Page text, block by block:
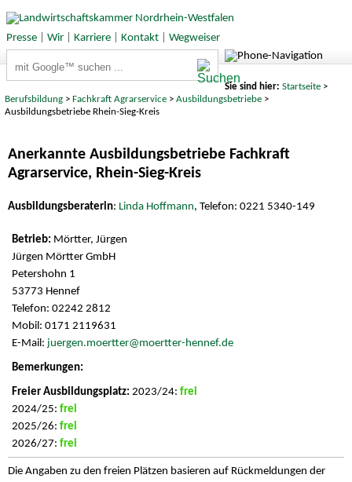
Presse| Wir| Karriere| Kontakt| Wegweiser
Sie sind hier: Startseite>
Berufsbildung >Fachkraft Agrarservice >Ausbildungsbetriebe >
Ausbildungsbetriebe Rhein-Sieg-Kreis
Anerkannte Ausbildungsbetriebe Fachkraft
Agrarservice, Rhein-Sieg-Kreis
Ausbildungsberaterin: Linda Hoffmann, Telefon: 0221 5340-149
Mörtter, Jürgen
Jürgen Mörtter GmbH
Petershohn 1
53773 Hennef
Telefon: 02242 2812
Mobil: 0171 2119631
E-Mail: juergen.moertter@moertter-hennef.de
2023/24: frei
2024/25: frei
2025/26: frei
2026/27: frei
Die Angaben zu den freien Plätzen basieren auf Rückmeldungen der